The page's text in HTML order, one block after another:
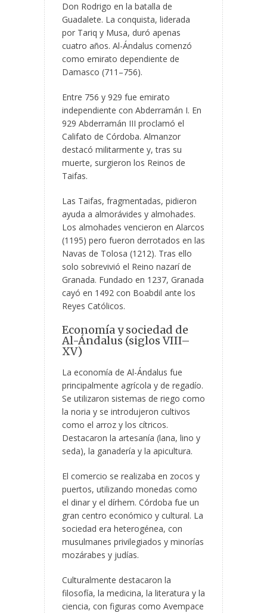
Don Rodrigo en la batalla de
Guadalete. La conquista, liderada
por Tariq y Musa, duró apenas
cuatro años. Al-Ándalus comenzó
como emirato dependiente de
Damasco (711–756).
Entre 756 y 929 fue emirato
independiente con Abderramán I. En
929 Abderramán III proclamó el
Califato de Córdoba. Almanzor
destacó militarmente y, tras su
muerte, surgieron los Reinos de
Taifas.
Las Taifas, fragmentadas, pidieron
ayuda a almorávides y almohades.
Los almohades vencieron en Alarcos
(1195) pero fueron derrotados en las
Navas de Tolosa (1212). Tras ello
solo sobrevivió el Reino nazarí de
Granada. Fundado en 1237, Granada
cayó en 1492 con Boabdil ante los
Reyes Católicos.
Economía y sociedad de
Al-Ándalus (siglos VIII–
XV)
La economía de Al-Ándalus fue
principalmente agrícola y de regadío.
Se utilizaron sistemas de riego como
la noria y se introdujeron cultivos
como el arroz y los cítricos.
Destacaron la artesanía (lana, lino y
seda), la ganadería y la apicultura.
El comercio se realizaba en zocos y
puertos, utilizando monedas como
el dinar y el dírhem. Córdoba fue un
gran centro económico y cultural. La
sociedad era heterogénea, con
musulmanes privilegiados y minorías
mozárabes y judías.
Culturalmente destacaron la
filosofía, la medicina, la literatura y la
ciencia, con figuras como Avempace